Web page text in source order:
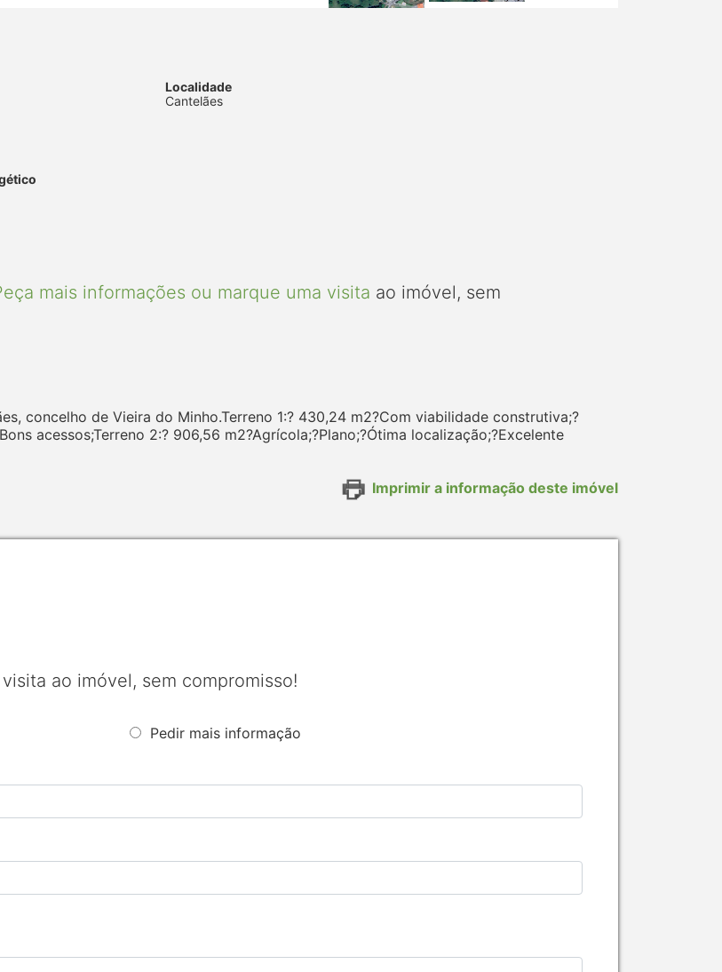
Localidade
Cantelães
mais informações ou marque uma visita ao imóvel, sem
concelho de Vieira do Minho.Terreno 1:? 430,24 m2?Com viabilidade construtiva;?
acessos;Terreno 2:? 906,56 m2?Agrícola;?Plano;?Ótima localização;?Excelente
Imprimir a informação deste imóvel
ao imóvel, sem compromisso!
Pedir mais informação